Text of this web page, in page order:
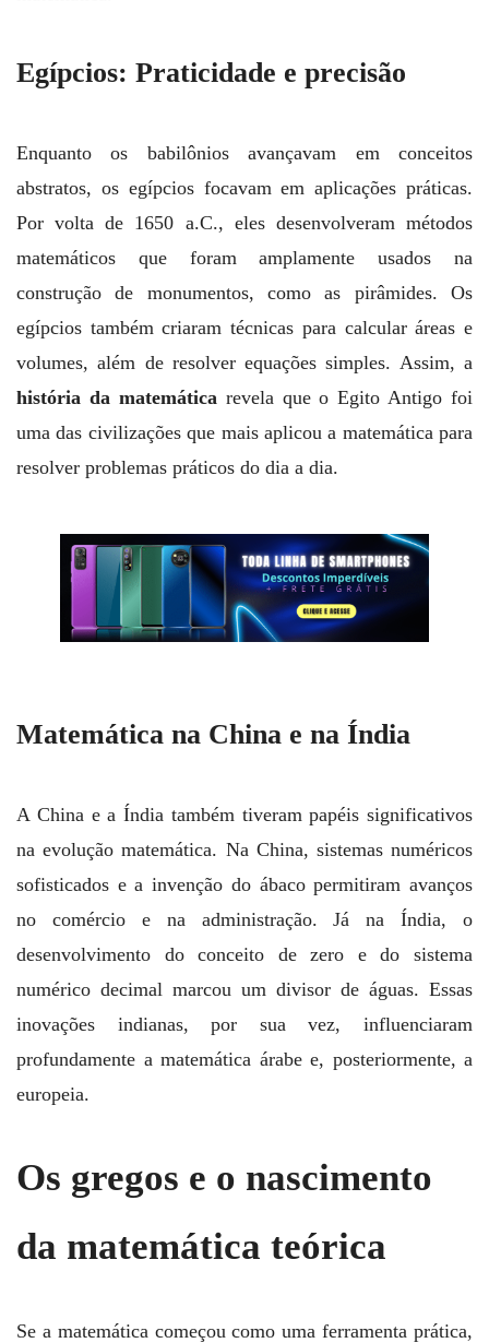
Egípcios: Praticidade e precisão
Enquanto os babilônios avançavam em conceitos
abstratos, os egípcios focavam em aplicações práticas.
Por volta de 1650 a.C., eles desenvolveram métodos
matemáticos que foram amplamente usados na
construção de monumentos, como as pirâmides. Os
egípcios também criaram técnicas para calcular áreas e
volumes, além de resolver equações simples. Assim, a
história da matemáticarevela que o Egito Antigo foi
uma das civilizações que mais aplicou a matemática para
resolver problemas práticos do dia a dia.
Matemática na China e na Índia
A China e a Índia também tiveram papéis significativos
na evolução matemática. Na China, sistemas numéricos
sofisticados e a invenção do ábaco permitiram avanços
no comércio e na administração. Já na Índia, o
desenvolvimento do conceito de zero e do sistema
numérico decimal marcou um divisor de águas. Essas
inovações indianas, por sua vez, influenciaram
profundamente a matemática árabe e, posteriormente, a
europeia.
Os gregos e o nascimento
da matemática teórica
Se a matemática começou como uma ferramenta prática,